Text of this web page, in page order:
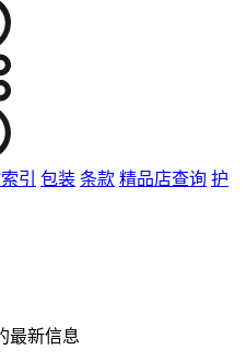
引 包装 条款 精品店查询 护
最新信息